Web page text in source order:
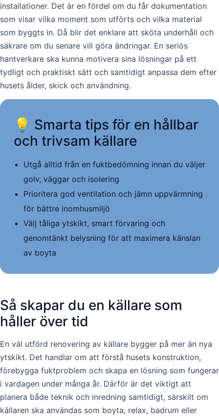
installationer. Det är en fördel om du får dokumentation
som visar vilka moment som utförts och vilka material
som byggts in. Då blir det enklare att sköta underhåll och
säkrare om du senare vill göra ändringar. En seriös
hantverkare ska kunna motivera sina lösningar på ett
tydligt och praktiskt sätt och samtidigt anpassa dem efter
husets ålder, skick och användning.
💡 Smarta tips för en hållbar
och trivsam källare
Utgå alltid från en fuktbedömning innan du väljer
golv, väggar och isolering
Prioritera god ventilation och jämn uppvärmning
för bättre inomhusmiljö
Välj tåliga ytskikt, smart förvaring och
genomtänkt belysning för att maximera känslan
av boyta
Så skapar du en källare som
håller över tid
En väl utförd renovering av källare bygger på mer än nya
ytskikt. Det handlar om att förstå husets konstruktion,
förebygga fuktproblem och skapa en lösning som fungerar
i vardagen under många år. Därför är det viktigt att
planera både teknik och inredning samtidigt, särskilt om
källaren ska användas som boyta, relax, badrum eller